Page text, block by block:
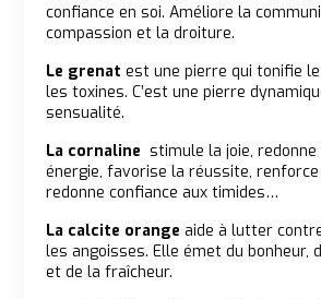
confiance en soi. Améliore la
compassion et la droiture.
Le grenat est une pierre qui tonifie
les toxines. C’est une pierre
sensualité.
La cornaline stimule la joie,
énergie, favorise la réussite,
redonne confiance aux timides…
La calcite orange aide à lutter
les angoisses. Elle émet du bonheur,
et de la fraîcheur.